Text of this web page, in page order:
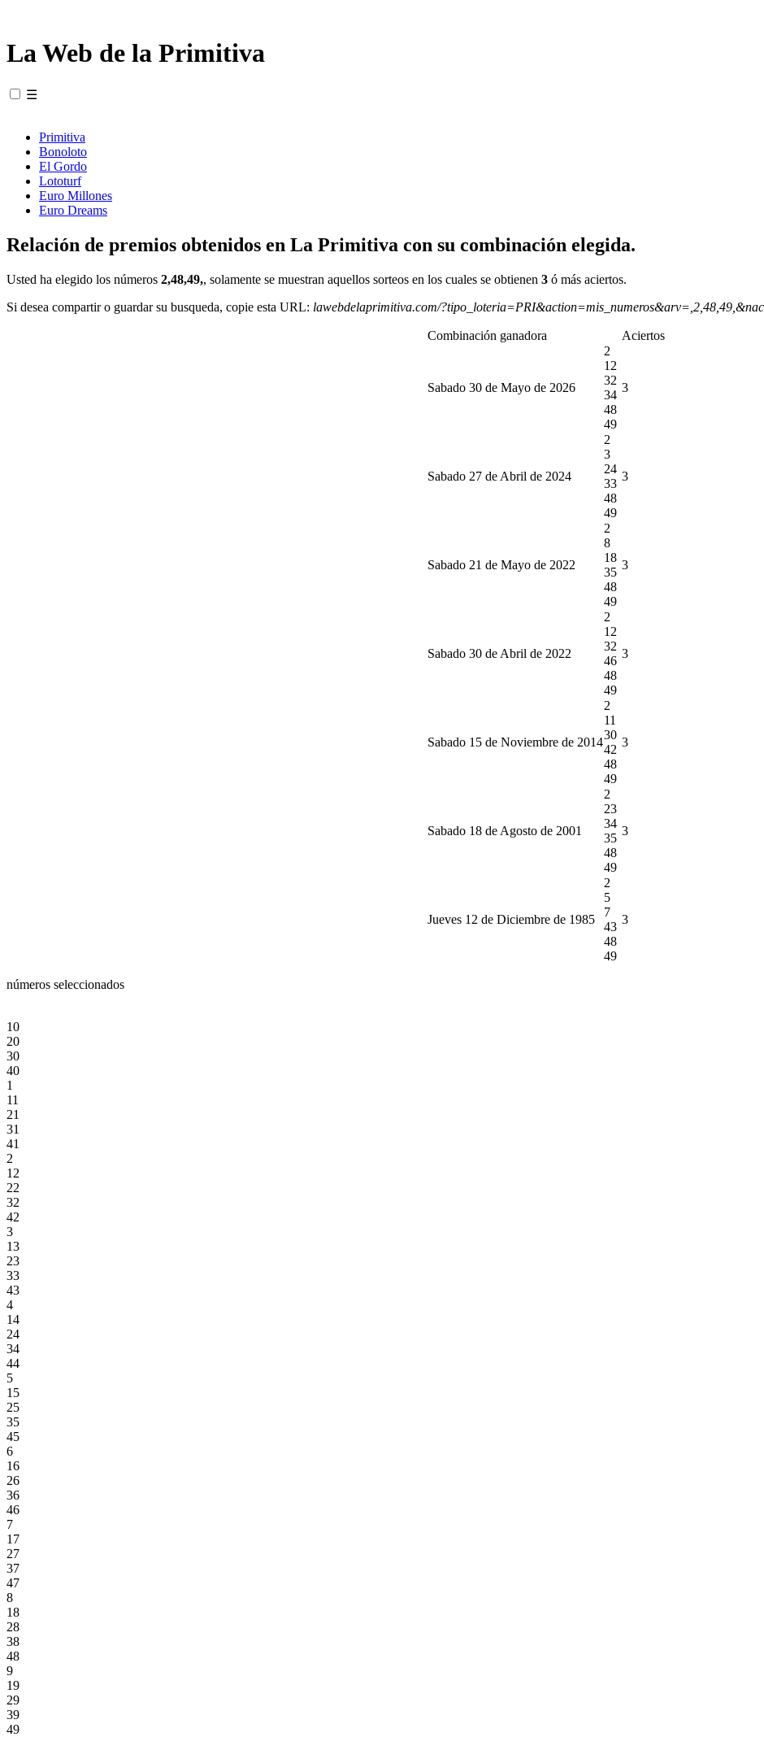
La Web de la Primitiva
☰
Primitiva
Bonoloto
El Gordo
Lototurf
Euro Millones
Euro Dreams
Relación de premios obtenidos en La Primitiva con su combinación elegida.
Usted ha elegido los números 2,48,49,, solamente se muestran aquellos sorteos en los cuales se obtienen 3 ó más aciertos.
Si desea compartir o guardar su busqueda, copie esta URL: lawebdelaprimitiva.com/
Combinación ganadora Aciertos
Sabado 30 de Mayo de 2026
2
12
32
34
48
49
3
Sabado 27 de Abril de 2024
2
3
24
33
48
49
3
Sabado 21 de Mayo de 2022
2
8
18
35
48
49
3
Sabado 30 de Abril de 2022
2
12
32
46
48
49
3
Sabado 15 de Noviembre de 2014
2
11
30
42
48
49
3
Sabado 18 de Agosto de 2001
2
23
34
35
48
49
3
Jueves 12 de Diciembre de 1985
2
5
7
43
48
49
3
números seleccionados
10
20
30
40
1
11
21
31
41
2
12
22
32
42
3
13
23
33
43
4
14
24
34
44
5
15
25
35
45
6
16
26
36
46
7
17
27
37
47
8
18
28
38
48
9
19
29
39
49